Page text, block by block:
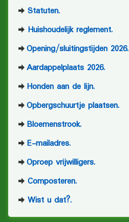
Statuten.
Huishoudelijk reglement.
Opening/sluitingstijden 2026.
Aardappelplaats 2026.
Honden aan de lijn.
Opbergschuurtje plaatsen.
Bloemenstrook.
E-mailadres.
Oproep vrijwilligers.
Composteren.
Wist u dat?.